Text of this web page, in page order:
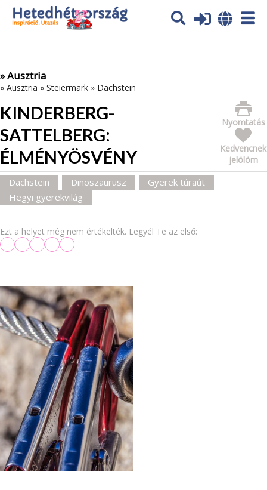
Az oldal sütiket (cookies) használ. További tájékoztatás itt:
Adatvédelmi tájékoztató
» Ausztria
» Ausztria » Steiermark » Dachstein
KINDERBERG-
SATTELBERG:
ÉLMÉNYÖSVÉNY
Nyomtatás
Kedvencnek
jelölöm
Dachstein Dinoszaurusz
Gyerek túraút
Hegyi gyerekvilág
Ezt a helyet még nem értékelték. Legyél Te az első: